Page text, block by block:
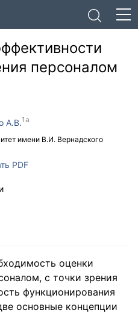
персоналом
имени В.И. Вернадского
А.В.
PDF
оценки
с точки зрения
функционирования
основные концепции